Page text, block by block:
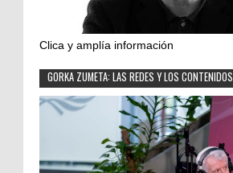
Clica y amplía información
GORKA ZUMETA: LAS REDES Y LOS CONTENIDOS